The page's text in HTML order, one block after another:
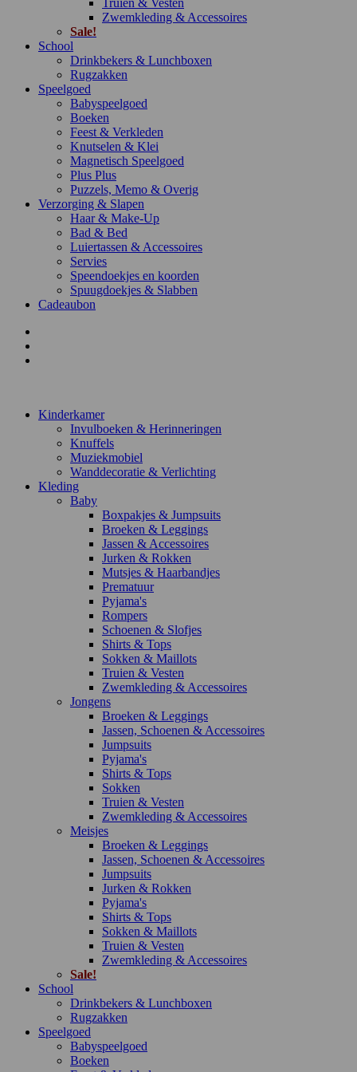
Truien & Vesten
Zwemkleding & Accessoires
Sale!
School
Drinkbekers & Lunchboxen
Rugzakken
Speelgoed
Babyspeelgoed
Boeken
Feest & Verkleden
Knutselen & Klei
Magnetisch Speelgoed
Plus Plus
Puzzels, Memo & Overig
Verzorging & Slapen
Haar & Make-Up
Bad & Bed
Luiertassen & Accessoires
Servies
Speendoekjes en koorden
Spuugdoekjes & Slabben
Cadeaubon
Kinderkamer
Invulboeken & Herinneringen
Knuffels
Muziekmobiel
Wanddecoratie & Verlichting
Kleding
Baby
Boxpakjes & Jumpsuits
Broeken & Leggings
Jassen & Accessoires
Jurken & Rokken
Mutsjes & Haarbandjes
Prematuur
Pyjama's
Rompers
Schoenen & Slofjes
Shirts & Tops
Sokken & Maillots
Truien & Vesten
Zwemkleding & Accessoires
Jongens
Broeken & Leggings
Jassen, Schoenen & Accessoires
Jumpsuits
Pyjama's
Shirts & Tops
Sokken
Truien & Vesten
Zwemkleding & Accessoires
Meisjes
Broeken & Leggings
Jassen, Schoenen & Accessoires
Jumpsuits
Jurken & Rokken
Pyjama's
Shirts & Tops
Sokken & Maillots
Truien & Vesten
Zwemkleding & Accessoires
Sale!
School
Drinkbekers & Lunchboxen
Rugzakken
Speelgoed
Babyspeelgoed
Boeken